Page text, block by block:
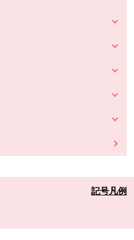
記号凡例